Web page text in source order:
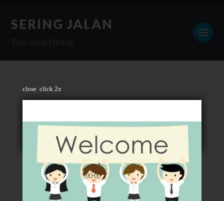
close click 2x
SERING JALAN